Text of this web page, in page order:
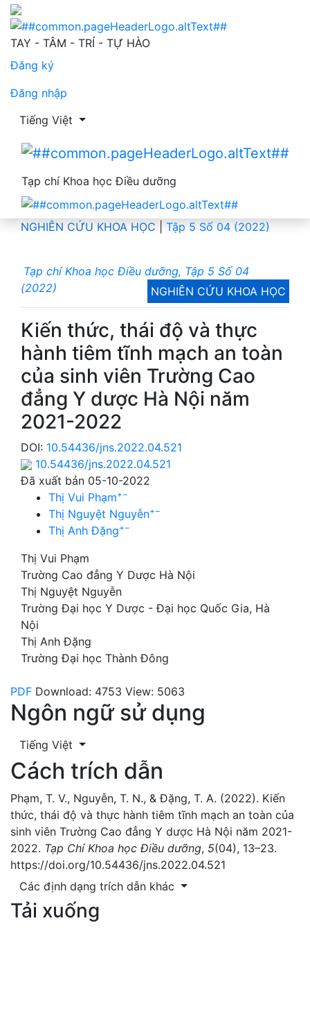
Kiến thức, thái độ và thực hành tiêm tĩnh mạch an toàn
TAY - TÂM - TRÍ - TỰ HÀO
Đăng ký
Đăng nhập
Thay đổi ngôn ngữ. Ngôn ngữ hiện tại là:
Tiếng Việt
Tạp chí Khoa học Điều dưỡng
NGHIÊN CỨU KHOA HỌC Tập 5 Số 04 (2022)
Tạp chí Khoa học Điều dưỡng, Tập 5 Số 04
(2022)
NGHIÊN CỨU KHOA HỌC
Kiến thức, thái độ và thực
hành tiêm tĩnh mạch an toàn
của sinh viên Trường Cao
đẳng Y dược Hà Nội năm
2021-2022
DOI: 10.54436/jns.2022.04.521
10.54436/jns.2022.04.521
Đã xuất bản 05-10-2022
Thị Vui Phạm+−
Thị Nguyệt Nguyễn+−
Thị Anh Đặng+−
Thị Vui Phạm
Trường Cao đẳng Y Dược Hà Nội
Thị Nguyệt Nguyễn
Trường Đại học Y Dược - Đại học Quốc Gia, Hà
Nội
Thị Anh Đặng
Trường Đại học Thành Đông
PDF Download: 4753 View: 5063
Ngôn ngữ sử dụng
Tiếng Việt
Cách trích dẫn
Phạm, T. V., Nguyễn, T. N., & Đặng, T. A. (2022). Kiến
thức, thái độ và thực hành tiêm tĩnh mạch an toàn của
sinh viên Trường Cao đẳng Y dược Hà Nội năm 2021-
2022. Tạp Chí Khoa học Điều dưỡng, 5(04), 13–23.
https://doi.org/10.54436/jns.2022.04.521
Các định dạng trích dẫn khác
Tải xuống